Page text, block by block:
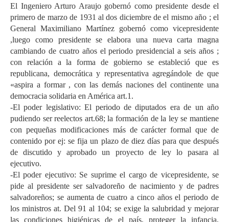
El Ingeniero Arturo Araujo gobernó como presidente desde el
primero de marzo de 1931 al dos diciembre de el mismo año ; el
General Maximiliano Martínez gobernó como vicepresidente
,luego como presidente se elabora una nueva carta magna
cambiando de cuatro años el periodo presidencial a seis años ;
con relación a la forma de gobierno se estableció que es
republicana, democrática y representativa agregándole de que
«aspira a formar , con las demás naciones del continente una
democracia solidaria en América art.1.
-El poder legislativo: El periodo de diputados era de un año
pudiendo ser reelectos art.68; la formación de la ley se mantiene
con pequeñas modificaciones más de carácter formal que de
contenido por ej: se fija un plazo de diez días para que después
de discutido y aprobado un proyecto de ley lo pasara al
ejecutivo.
-El poder ejecutivo: Se suprime el cargo de vicepresidente, se
pide al presidente ser salvadoreño de nacimiento y de padres
salvadoreños; se aumenta de cuatro a cinco años el periodo de
los ministros at. Del 91 al 104; se exige la salubridad y mejorar
las condiciones higiénicas de el país, proteger la infancia,